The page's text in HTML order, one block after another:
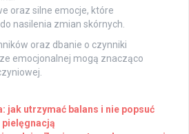
oraz silne emocje, które
nasilenia zmian skórnych.
oraz dbanie o czynniki
emocjonalnej mogą znacząco
jak utrzymać balans i nie popsuć
pielęgnacją